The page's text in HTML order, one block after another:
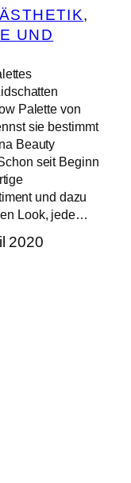
UND
Palette von
sie bestimmt
Beauty
seit Beginn
und dazu
Look, jede…
2020